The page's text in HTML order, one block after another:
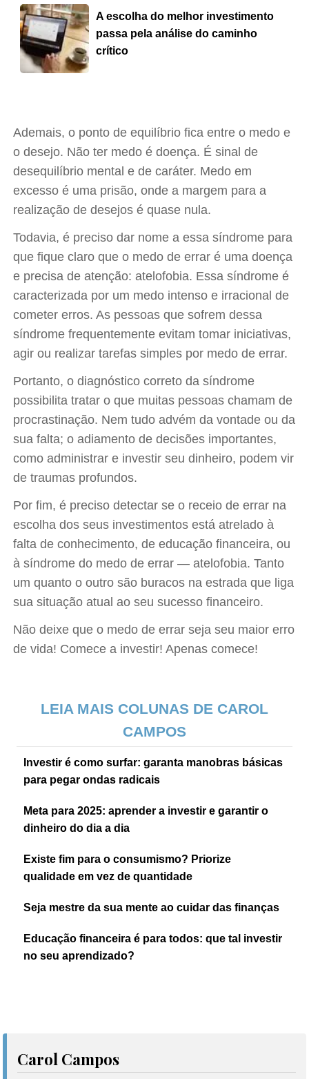
A escolha do melhor investimento
passa pela análise do caminho
crítico
Ademais, o ponto de equilíbrio fica entre o medo e
o desejo. Não ter medo é doença. É sinal de
desequilíbrio mental e de caráter. Medo em
excesso é uma prisão, onde a margem para a
realização de desejos é quase nula.
Todavia, é preciso dar nome a essa síndrome para
que fique claro que o medo de errar é uma doença
e precisa de atenção: atelofobia. Essa síndrome é
caracterizada por um medo intenso e irracional de
cometer erros. As pessoas que sofrem dessa
síndrome frequentemente evitam tomar iniciativas,
agir ou realizar tarefas simples por medo de errar.
Portanto, o diagnóstico correto da síndrome
possibilita tratar o que muitas pessoas chamam de
procrastinação. Nem tudo advém da vontade ou da
sua falta; o adiamento de decisões importantes,
como administrar e investir seu dinheiro, podem vir
de traumas profundos.
Por fim, é preciso detectar se o receio de errar na
escolha dos seus investimentos está atrelado à
falta de conhecimento, de educação financeira, ou
à síndrome do medo de errar — atelofobia. Tanto
um quanto o outro são buracos na estrada que liga
sua situação atual ao seu sucesso financeiro.
Não deixe que o medo de errar seja seu maior erro
de vida! Comece a investir! Apenas comece!
LEIA MAIS COLUNAS DE CAROL
CAMPOS
Investir é como surfar: garanta manobras básicas
para pegar ondas radicais
Meta para 2025: aprender a investir e garantir o
dinheiro do dia a dia
Existe fim para o consumismo? Priorize
qualidade em vez de quantidade
Seja mestre da sua mente ao cuidar das finanças
Educação financeira é para todos: que tal investir
no seu aprendizado?
Carol Campos